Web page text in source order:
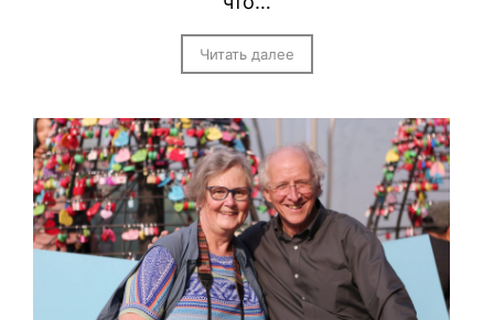
Читать далее